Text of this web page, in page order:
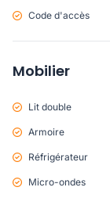
Code d'accès
Mobilier
Lit double
Armoire
Réfrigérateur
Micro-ondes